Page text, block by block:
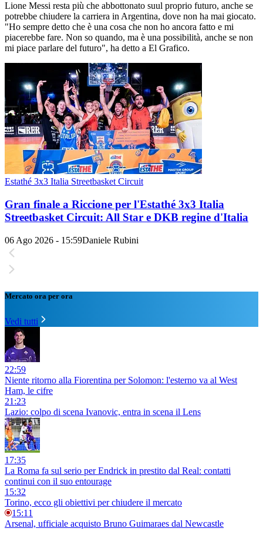
Lione Messi resta più che abbottonato suul proprio futuro, anche se
potrebbe chiudere la carriera in Argentina, dove non ha mai giocato.
"Ho sempre detto che è una cosa che non ho ancora fatto e mi
piacerebbe fare. Non so quando, ma è una possibilità, anche se non
mi piace parlare del futuro", ha detto a El Grafico.
Estathé 3x3 Italia Streetbasket Circuit
Gran finale a Riccione per l'Estathé 3x3 Italia
Streetbasket Circuit: All Star e DKB regine d'Italia
06 Ago 2026 - 15:59Daniele Rubini
Mercato ora per ora
Vedi tutti
22:59
Niente ritorno alla Fiorentina per Solomon: l'esterno va al West
Ham, le cifre
21:23
Lazio: colpo di scena Ivanovic, entra in scena il Lens
17:35
La Roma fa sul serio per Endrick in prestito dal Real: contatti
continui con il suo entourage
15:32
Torino, ecco gli obiettivi per chiudere il mercato
15:11
Arsenal, ufficiale acquisto Bruno Guimaraes dal Newcastle